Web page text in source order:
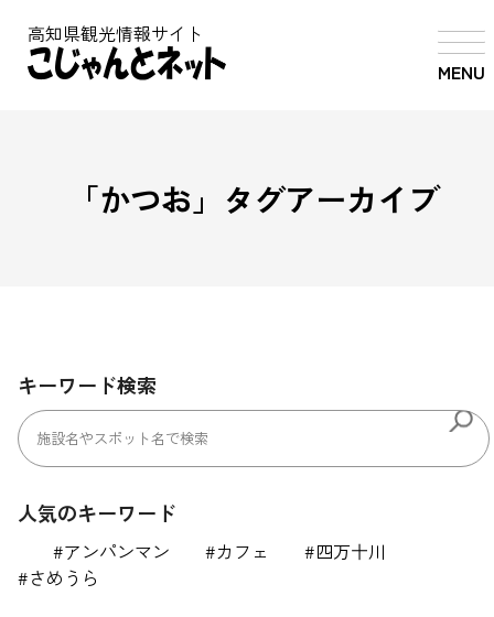
MENU
高知県観光情報サイト
「かつお 」タグアーカイブ
キーワード検索
人気のキーワード
アンパンマン カフェ
四万十川
さめうら